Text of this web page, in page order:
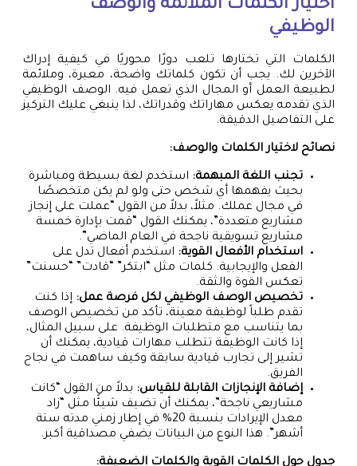
اختيار الكلمات الملائمة والوصف
الوظيفي
الكلمات التي تختارها تلعب دورًا محوريًا في كيفية إدراك
الآخرين لك. يجب أن تكون كلماتك واضحة، معبرة، وملائمة
لطبيعة العمل أو المجال الذي تعمل فيه. الوصف الوظيفي
الذي تقدمه يعكس مهاراتك وقدراتك، لذا ينبغي عليك التركيز
على التفاصيل الدقيقة.
نصائح لاختيار الكلمات والوصف:
تجنب اللغة المبهمة: استخدم لغة بسيطة ومباشرة
بحيث يفهمها أي شخص حتى ولو لم يكن متخصصًا
في مجال عملك. مثلاً، بدلاً من القول “عملت على إنجاز
مشاريع متعددة”، يمكنك القول “قمت بإدارة خمسة
مشاريع تسويقية ناجحة في العام الماضي”.
استخدام الأفعال القوية: استخدم أفعال تدل على
الفعل والإيجابية. كلمات مثل “ابتكر” “قادت” “حسنت”
تعكس القوة والثقة.
تخصيص الوصف الوظيفي لكل فرصة عمل: إذا كنت
تقدم طلباً لوظيفة معينة، تأكد من تخصيص الوصف
بما يتناسب مع متطلبات الوظيفة. على سبيل المثال،
إذا كانت الوظيفة تتطلب مهارات قيادية، يمكنك أن
تشير إلى تجارب قيادية سابقة وكيف ساهمت في نجاح
الفريق.
إضافة الإنجازات القابلة للقياس: بدلاً من القول “كانت
مشاريعي ناجحة”، يمكنك أن تضيف شيئًا مثل “زاد
معدل الإيرادات بنسبة 20% في إطار زمني مدته ستة
أشهر”. هذا النوع من البيانات يضفي مصداقية أكبر.
جدول حول الكلمات القوية والكلمات الضعيفة: